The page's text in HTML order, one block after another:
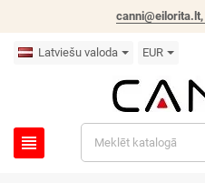
canni@eilorita.lt,
Latviešu valoda EUR
view_headline